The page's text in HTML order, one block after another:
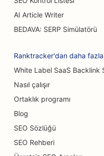
Araba Bayileri için SEO
Araba Yıkamaları için
Kafeler için SEO
Halı ve Döşeme
Kimyasal Peeling
AI Article Writer
BEDAVA: SERP Simülatörü
Ranktracker'dan daha
White Label SaaS Backlink
Nasıl çalışır
Ortaklık programı
Blog
SEO Sözlüğü
SEO Rehberi